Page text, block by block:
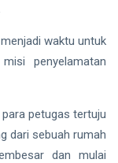
waktu untuk
penyelamatan
petugas tertuju
dari sebuah rumah
dan mulai